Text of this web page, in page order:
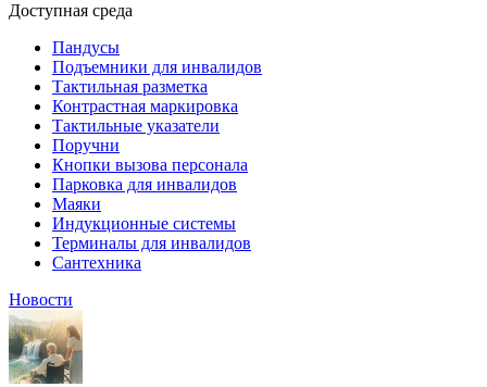
Доступная среда
Пандусы
Подъемники для инвалидов
Тактильная разметка
Контрастная маркировка
Тактильные указатели
Поручни
Кнопки вызова персонала
Парковка для инвалидов
Маяки
Индукционные системы
Терминалы для инвалидов
Сантехника
Новости